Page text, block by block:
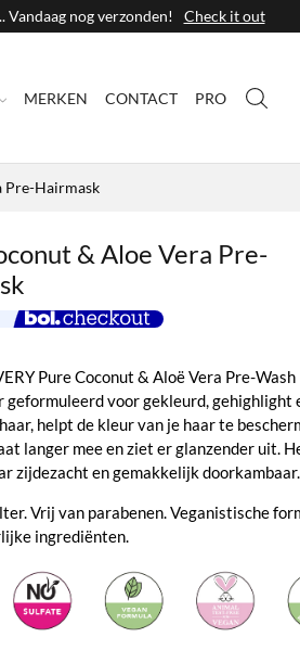
Vandaag nog verzonden! Check it out
MERKEN CONTACT PRO
Pre-Hairmask
& Aloe Vera Pre-
Pure Coconut & Aloë Vera Pre-Wash
geformuleerd voor gekleurd, gehighlight
helpt de kleur van je haar te
langer mee en ziet er glanzender uit.
zijdezacht en gemakkelijk doorkambaar.
Vrij van parabenen. Veganistische
ingrediënten.